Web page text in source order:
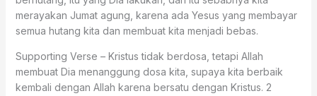
merayakan Jumat agung, karena ada Yesus yang membayar
semua hutang kita dan membuat kita menjadi bebas.
Supporting Verse – Kristus tidak berdosa, tetapi Allah
membuat Dia menanggung dosa kita, supaya kita berbaik
kembali dengan Allah karena bersatu dengan Kristus. 2